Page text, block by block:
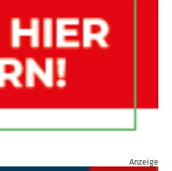
Anzeige